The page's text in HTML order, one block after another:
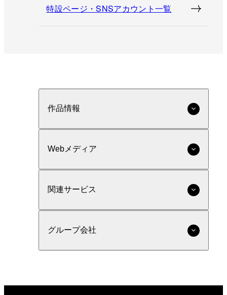
特設ページ・SNSアカウント一覧
作品情報
Webメディア
関連サービス
グループ会社